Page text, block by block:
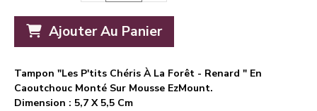
Ajouter Au Panier
Tampon "Les P'tits Chéris À La Forêt - Renard " En
Caoutchouc Monté Sur Mousse EzMount.
Dimension : 5,7 X 5,5 Cm